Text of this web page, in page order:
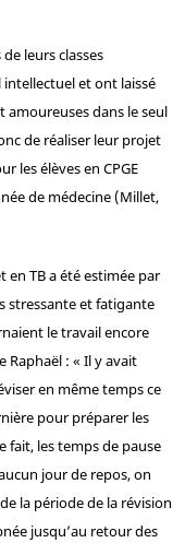
leurs classes
et ont laissé
amoureuses dans le seul
de réaliser leur projet
les élèves en CPGE
de médecine (Millet,
en TB a été estimée par
stressante et fatigante
le travail encore
: « Il y avait
en même temps ce
pour préparer les
fait, les temps de pause
jour de repos, on
la période de la révision
jusqu’au retour des